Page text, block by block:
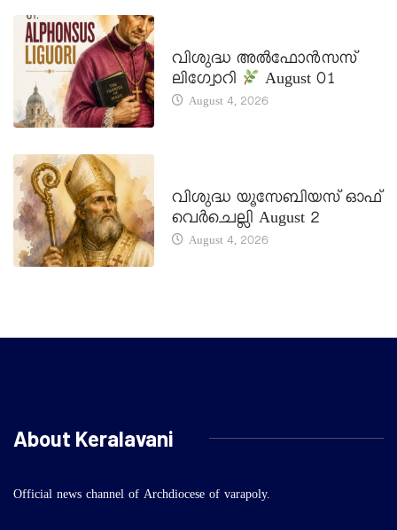
വിശുദ്ധ അൽഫോൻസസ്
ലിഗ്വോറി
August 01
August 4, 2026
വിശുദ്ധ യൂസേബിയസ് ഓഫ്
വെർചെല്ലി August 2
August 4, 2026
About Keralavani
Official news channel of Archdiocese of varapoly.